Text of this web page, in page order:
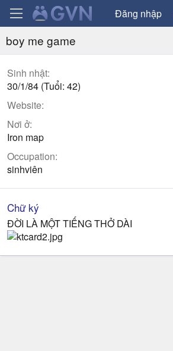
Đăng nhập
boy me game
Sinh nhật
30/1/84 (Tuổi: 42)
Website
Nơi ở
Iron map
Occupation
sinhviên
Chữ ký
ĐỜI LÀ MỘT TIẾNG THỞ DÀI